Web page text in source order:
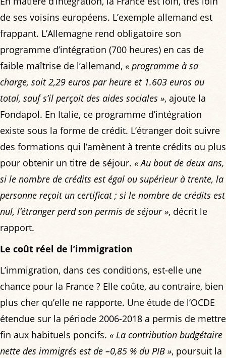
de ses voisins européens. L’exemple allemand est
frappant. L’Allemagne rend obligatoire son
programme d’intégration (700 heures) en cas de
faible maîtrise de l’allemand, « programme à sa
charge, soit 2,29 euros par heure et 1.603 euros au
total, sauf s’il perçoit des aides sociales », ajoute la
Fondapol. En Italie, ce programme d’intégration
existe sous la forme de crédit. L’étranger doit suivre
des formations qui l’amènent à trente crédits ou plus
pour obtenir un titre de séjour. « Au bout de deux ans,
si le nombre de crédits est égal ou supérieur à trente, la
personne reçoit un certificat ; si le nombre de crédits est
nul, l’étranger perd son permis de séjour », décrit le
rapport.
Le coût réel de l’immigration
L’immigration, dans ces conditions, est-elle une
chance pour la France ? Elle coûte, au contraire, bien
plus cher qu’elle ne rapporte. Une étude de l’OCDE
étendue sur la période 2006-2018 a permis de mettre
fin aux habituels poncifs. « La contribution budgétaire
nette des immigrés est de –0,85 % du PIB », poursuit la